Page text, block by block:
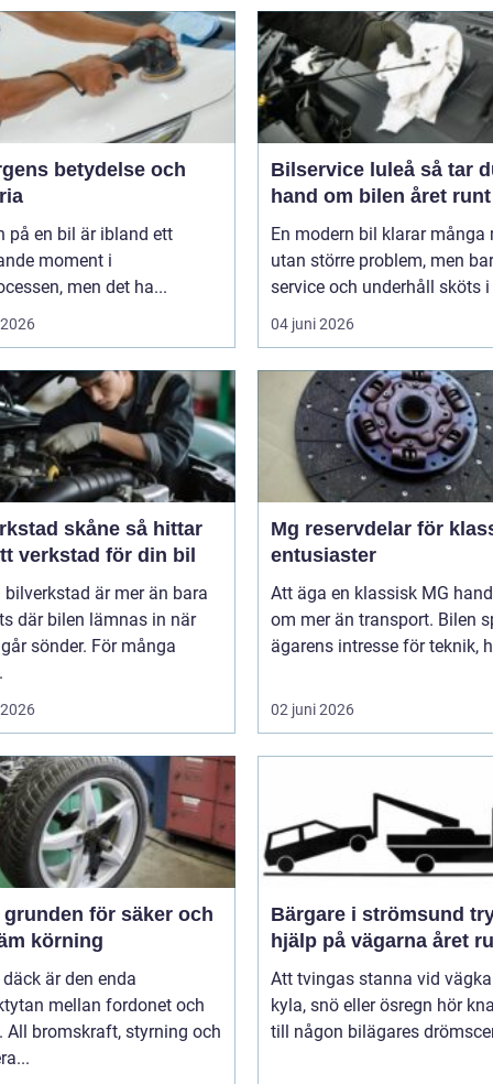
betydelse och
på en bil är ibland ett
moment i
men det ha...
Bilservice luleå så tar du
hand om bilen året runt
En modern bil klarar många
utan större problem, men
service och underhåll sköts i
04 juni 2026
skåne så hittar
verkstad för din bil
bilverkstad är mer än bara
där bilen lämnas in när
sönder. För många
Mg reservdelar för
entusiaster
Att äga en klassisk MG
om mer än transport. Bilen
ägarens intresse för teknik,
02 juni 2026
körning
är den enda
mellan fordonet och
All bromskraft, styrning och
Bärgare i strömsund trygg
hjälp på vägarna året
Att tvingas stanna vid
kyla, snö eller ösregn hör
till någon bilägares